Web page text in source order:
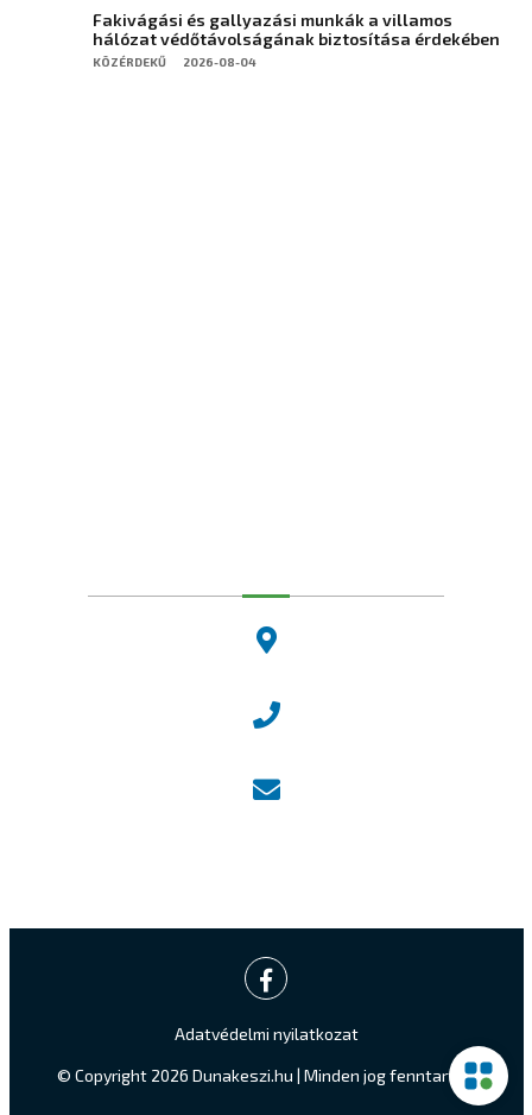
Fakivágási és gallyazási munkák a villamos
hálózat védőtávolságának biztosítása érdekében
KÖZÉRDEKŰ 2026-08-04
Adatvédelmi nyilatkozat
© Copyright 2026 Dunakeszi.hu | Minden jog fenntartva.